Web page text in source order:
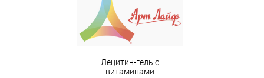
Лецитин-гель с
витаминами